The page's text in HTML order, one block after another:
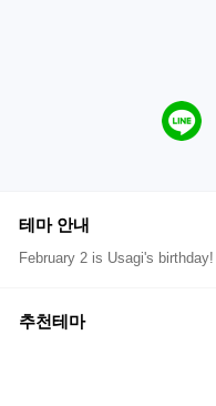
테마 안내
February 2 is Usagi's
추천테마